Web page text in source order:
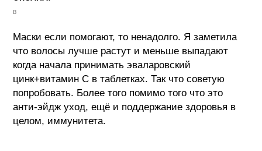
в
Маски если помогают, то ненадолго. Я заметила
что волосы лучше растут и меньше выпадают
когда начала принимать эваларовский
цинк+витамин C в таблетках. Так что советую
попробовать. Более того помимо того что это
анти-эйдж уход, ещё и поддержание здоровья в
целом, иммунитета.